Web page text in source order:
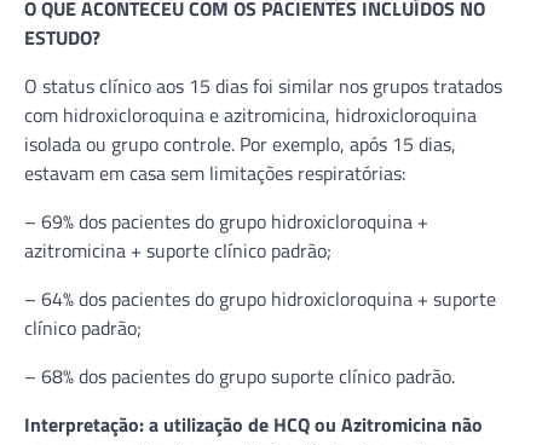
O QUE ACONTECEU COM OS PACIENTES INCLUÍDOS NO
ESTUDO?
O status clínico aos 15 dias foi similar nos grupos tratados
com hidroxicloroquina e azitromicina, hidroxicloroquina
isolada ou grupo controle. Por exemplo, após 15 dias,
estavam em casa sem limitações respiratórias:
– 69% dos pacientes do grupo hidroxicloroquina +
azitromicina + suporte clínico padrão;
– 64% dos pacientes do grupo hidroxicloroquina + suporte
clínico padrão;
– 68% dos pacientes do grupo suporte clínico padrão.
Interpretação: a utilização de HCQ ou Azitromicina não